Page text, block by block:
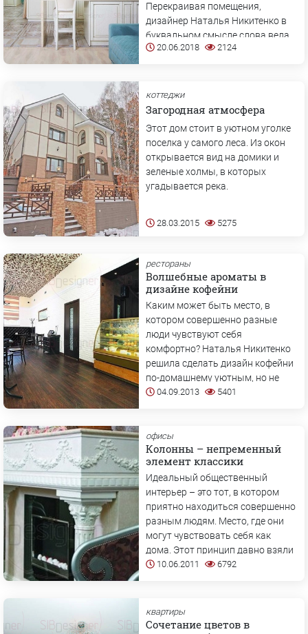
20.06.2018 2124
Перекраивая помещения,
дизайнер Наталья Никитенко в
буквальном смысле слова вела
счет на сантиметры.
коттеджи
28.03.2015 5275
Загородная атмосфера
Этот дом стоит в уютном уголке
поселка у самого леса. Из окон
открывается вид на домики и
зеленые холмы, в которых
угадывается река.
рестораны
04.09.2013 5401
Волшебные ароматы в
дизайне кофейни
Каким может быть место, в
котором совершенно разные
люди чувствуют себя
комфортно? Наталья Никитенко
решила сделать дизайн кофейни
по-домашнему уютным, но не
слишком простым. Наоборот,
офисы
10.06.2011 6792
Колонны – непременный
элемент классики
Идеальный общественный
интерьер – это тот, в котором
приятно находиться совершенно
разным людям. Место, где они
могут чувствовать себя как
дома. Этот принцип давно взяли
на вооружение создатели
квартиры
Сочетание цветов в